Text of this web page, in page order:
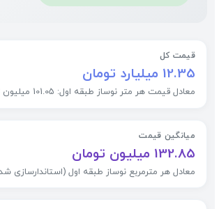
قیمت کل
12.35 میلیارد تومان
معادل قیمت هر متر نوساز طبقه اول: 101.05 میلیون تومان
میانگین قیمت
132.85 میلیون تومان
معادل هر مترمربع نوساز طبقه اول (استاندارسازی